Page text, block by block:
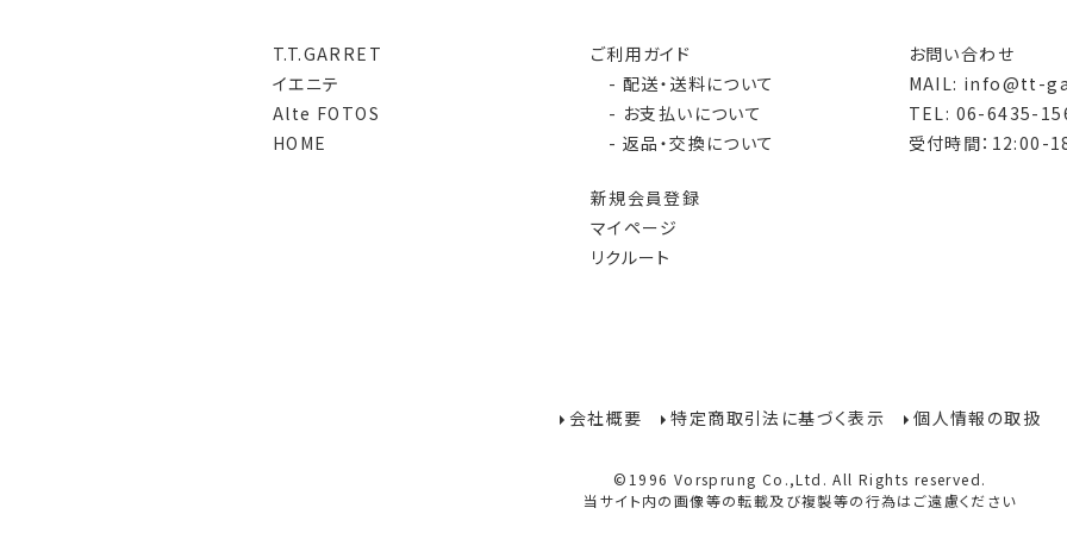
T.T.GARRET
イエニテ
Alte FOTOS
HOME
ご利用ガイド
- 配送・送料について
- お支払いについて
- 返品・交換について
新規会員登録
マイページ
リクルート
お問い合わせ
MAIL: info@tt-
TEL: 06-6435-
受付時間：12:00-
会社概要 特定商取引法に基づく表示 個人情報の取扱
©1996 Vorsprung Co.,Ltd. All Rights reserved.
当サイト内の画像等の転載及び複製等の行為はご遠慮ください